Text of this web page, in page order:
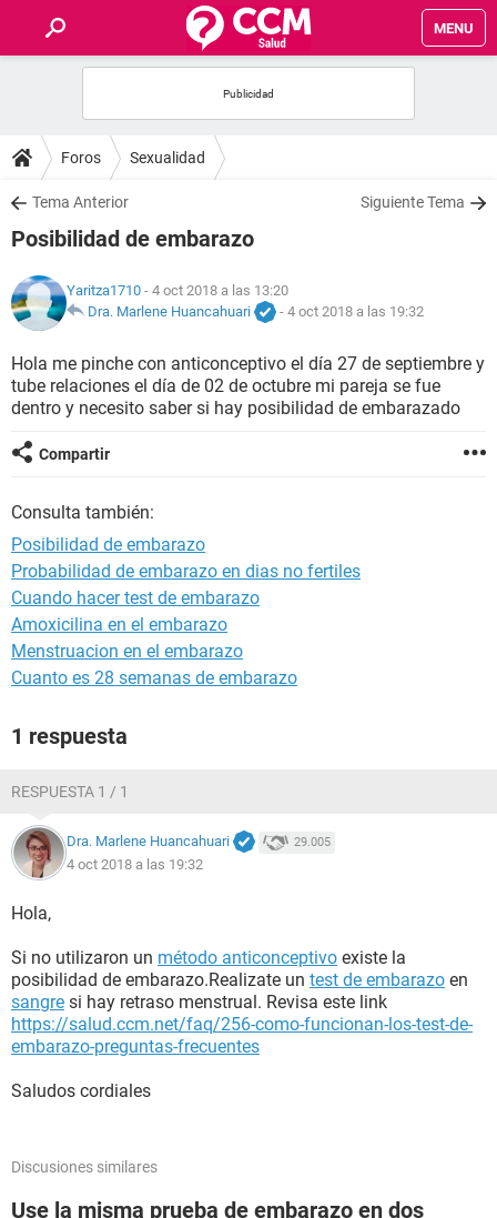
MENU
FOROS
SALUD
NUTRICIÓN
BIENESTAR
Foros Sexualidad
Tema Anterior Siguiente Tema
Posibilidad de embarazo
Yaritza1710 - 4 oct 2018 a las 13:20
Dra. Marlene Huancahuari
- 4 oct 2018 a las 19:32
Hola me pinche con anticonceptivo el día 27 de septiembre y
tube relaciones el día de 02 de octubre mi pareja se fue
dentro y necesito saber si hay posibilidad de embarazado
Compartir
Consulta también:
Posibilidad de embarazo
Probabilidad de embarazo en dias no fertiles
Cuando hacer test de embarazo
Amoxicilina en el embarazo
Menstruacion en el embarazo
Cuanto es 28 semanas de embarazo
1 respuesta
RESPUESTA 1 / 1
Dra. Marlene Huancahuari 29.005
4 oct 2018 a las 19:32
Hola,
Si no utilizaron un método anticonceptivo existe la
posibilidad de embarazo.Realizate un test de embarazo en
sangre si hay retraso menstrual. Revisa este link
https://salud.ccm.net/faq/256-como-funcionan-los-test-de-
embarazo-preguntas-frecuentes
Saludos cordiales
Discusiones similares
Use la misma prueba de embarazo en dos